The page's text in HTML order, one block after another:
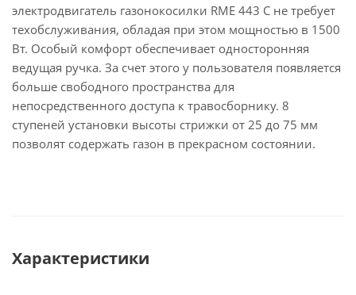
электродвигатель газонокосилки RME 443 C не требует
техобслуживания, обладая при этом мощностью в 1500
Вт. Особый комфорт обеспечивает односторонняя
ведущая ручка. За счет этого у пользователя появляется
больше свободного пространства для
непосредственного доступа к травосборнику. 8
ступеней установки высоты стрижки от 25 до 75 мм
позволят содержать газон в прекрасном состоянии.
Характеристики